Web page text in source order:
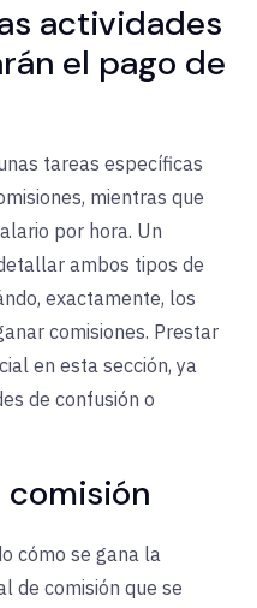
actividades
el pago de
tareas específicas
mientras que
por hora. Un
ambos tipos de
exactamente, los
comisiones. Prestar
en esta sección, ya
de confusión o
comisión
cómo se gana la
de comisión que se